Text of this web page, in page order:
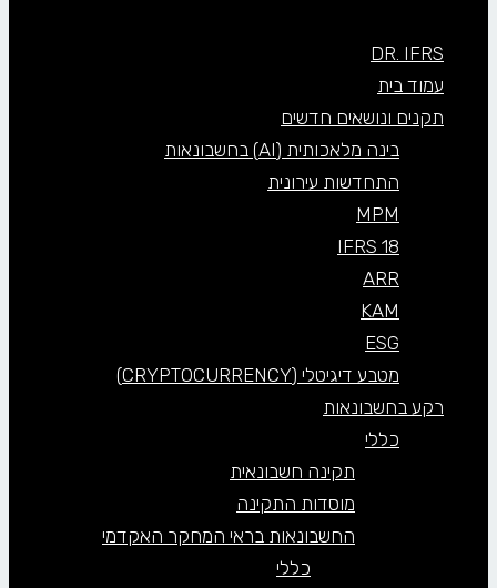
DR. IFRS
עמוד בית
תקנים ונושאים חדשים
בינה מלאכותית (AI) בחשבונאות
התחדשות עירונית
MPM
IFRS 18
ARR
KAM
ESG
מטבע דיגיטלי (CRYPTOCURRENCY)
רקע בחשבונאות
כללי
תקינה חשבונאית
מוסדות התקינה
החשבונאות בראי המחקר האקדמי
כללי